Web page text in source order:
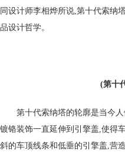
同设计师李相烨所说,第十代索纳
品设计哲学。
(第十
第十代索纳塔的轮廓是当今
镀铬装饰一直延伸到引擎盖,使得
斜的车顶线条和低垂的引擎盖,营